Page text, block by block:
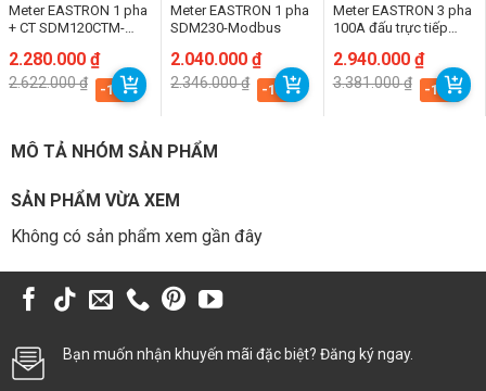
Meter EASTRON 1 pha
+ CT SDM120CTM-
2.622.000₫
Giá
gốc
là:
2.280.000 ₫
Giá
hiện
tại
-13%
Meter EASTRON 1 pha
SDM230-Modbus
2.346.000₫
Giá
gốc
là:
2.040.000₫
Giá
hiện
tại
-13%
Meter EASTRON 3 pha
100A đấu trực tiếp
3.381.000₫
Giá
gốc
là:
2.940.000 ₫
Giá
hiện
tại
-13%
MÔ TẢ NHÓM SẢN PHẨM
SẢN PHẨM VỪA XEM
Không có sản phẩm xem gần đây
Bạn muốn nhận khuyến mãi đặc biệt? Đăng ký ngay.